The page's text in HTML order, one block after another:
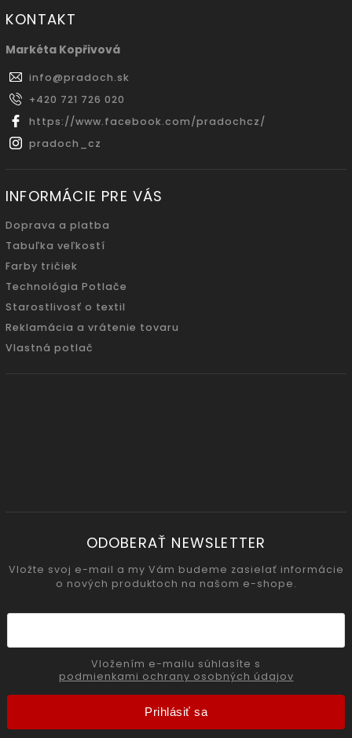
KONTAKT
Markéta Kopřivová
info@pradoch.sk
+420 721 726 020
https://www.facebook.com/pradochcz/
pradoch_cz
INFORMÁCIE PRE VÁS
Doprava a platba
Tabuľka veľkostí
Farby tričiek
Technológia Potlače
Starostlivosť o textil
Reklamácia a vrátenie tovaru
Vlastná potlač
ODOBERAŤ NEWSLETTER
Vložte svoj e-mail a my Vám budeme zasielať informácie
o nových produktoch na našom e-shope.
podmienkami ochrany osobných údajov
Prihlásiť sa